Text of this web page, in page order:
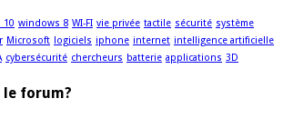
10 windows 8 WI-FI vie privée tactile sécurité système
Microsoft logiciels iphone internet intelligence artificielle
cybersécurité chercheurs batterie applications 3D
le forum?